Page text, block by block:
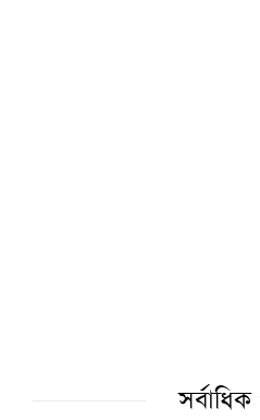
লন্ডনে খেলাফত মজলিসের